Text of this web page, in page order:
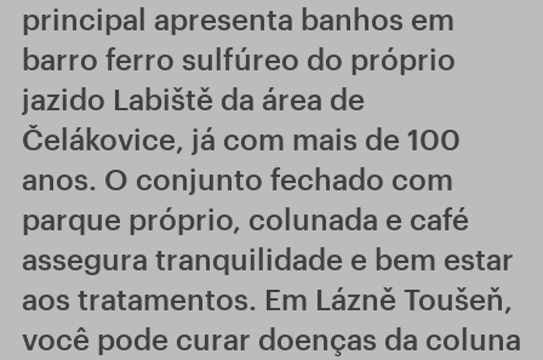
principal apresenta banhos em
barro ferro sulfúreo do próprio
jazido Labiště da área de
Čelákovice, já com mais de 100
anos. O conjunto fechado com
parque próprio, colunada e café
assegura tranquilidade e bem estar
aos tratamentos. Em Lázně Toušeň,
você pode curar doenças da coluna